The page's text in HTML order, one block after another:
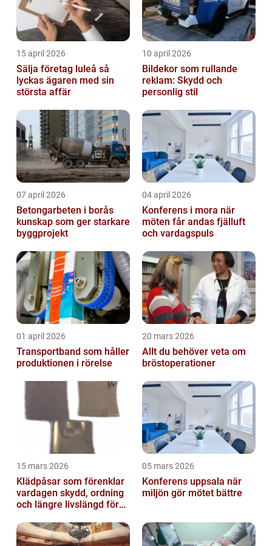
15 april 2026
Sälja företag luleå så
lyckas ägaren med sin
största affär
10 april 2026
Bildekor som rullande
reklam: Skydd och
personlig stil
07 april 2026
Betongarbeten i borås
kunskap som ger starkare
byggprojekt
04 april 2026
Konferens i mora när
möten får andas fjälluft
och vardagspuls
01 april 2026
Transportband som håller
produktionen i rörelse
20 mars 2026
Allt du behöver veta om
bröstoperationer
15 mars 2026
Klädpåsar som förenklar
vardagen skydd, ordning
och längre livslängd för
05 mars 2026
Konferens uppsala när
miljön gör mötet bättre